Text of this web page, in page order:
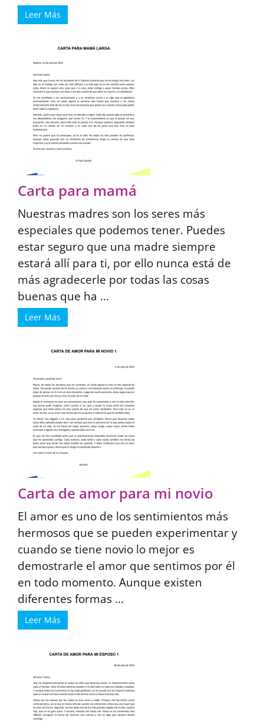
Leer Más
Carta para mamá
Nuestras madres son los seres más
especiales que podemos tener. Puedes
estar seguro que una madre siempre
estará allí para ti, por ello nunca está de
más agradecerle por todas las cosas
buenas que ha ...
Leer Más
Carta de amor para mi novio
El amor es uno de los sentimientos más
hermosos que se pueden experimentar y
cuando se tiene novio lo mejor es
demostrarle el amor que sentimos por él
en todo momento. Aunque existen
diferentes formas ...
Leer Más